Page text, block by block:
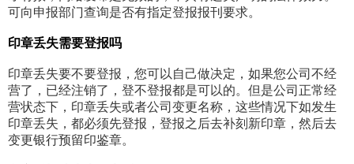
可向申报部门查询是否有指定登报报刊要求。
印章丢失需要登报吗
印章丢失要不要登报，您可以自己做决定，如果您公司不经
营了，已经注销了，登不登报都是可以的。但是公司正常经
营状态下，印章丢失或者公司变更名称，这些情况下如发生
印章丢失，都必须先登报，登报之后去补刻新印章，然后去
变更银行预留印鉴章。